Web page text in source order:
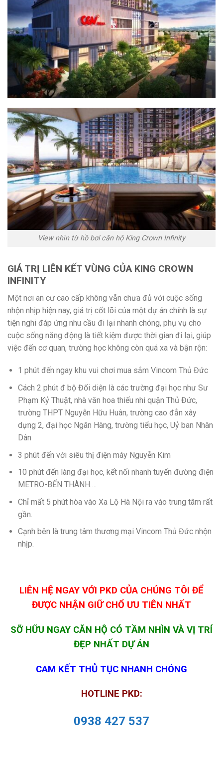
View nhìn từ hồ bơi căn hộ King Crown Infinity
GIÁ TRỊ LIÊN KẾT VÙNG CỦA KING CROWN
INFINITY
Một nơi an cư cao cấp không vẫn chưa đủ với cuộc sống
nhộn nhịp hiện nay, giá trị cốt lõi của một dự án chính là sự
tiện nghi đáp ứng nhu cầu đi lại nhanh chóng, phụ vụ cho
cuộc sống năng động là tiết kiệm được thời gian đi lại, giúp
việc đến cơ quan, trường học không còn quá xa và bận rộn:
1 phút đến ngay khu vui chơi mua sắm Vincom Thủ Đức
Cách 2 phút đ bộ Đối diện là các trường đại học như Sư
Phạm Kỷ Thuật, nhà văn hoa thiếu nhi quận Thủ Đức,
trường THPT Nguyễn Hữu Huân, trường cao đẳn xây
dựng 2, đại học Ngân Hàng, trường tiểu học, Uỷ ban Nhân
Dân
3 phút đến với siêu thị điện máy Nguyễn Kim
10 phút đến làng đại học, kết nối nhanh tuyến đường điện
METRO-BẾN THÀNH….
Chỉ mất 5 phút hòa vào Xa Lộ Hà Nội ra vào trung tâm rất
gần.
Cạnh bên là trung tâm thương mại Vincom Thủ Đức nhộn
nhịp.
LIÊN HỆ NGAY VỚI PKD CỦA CHÚNG TÔI ĐỂ
ĐƯỢC NHẬN GIỮ CHỔ ƯU TIÊN NHẤT
SỠ HỮU NGAY CĂN HỘ CÓ TẦM NHÌN VÀ VỊ TRÍ
ĐẸP NHẤT DỰ ÁN
CAM KẾT THỦ TỤC NHANH CHÓNG
HOTLINE PKD:
0938 427 537